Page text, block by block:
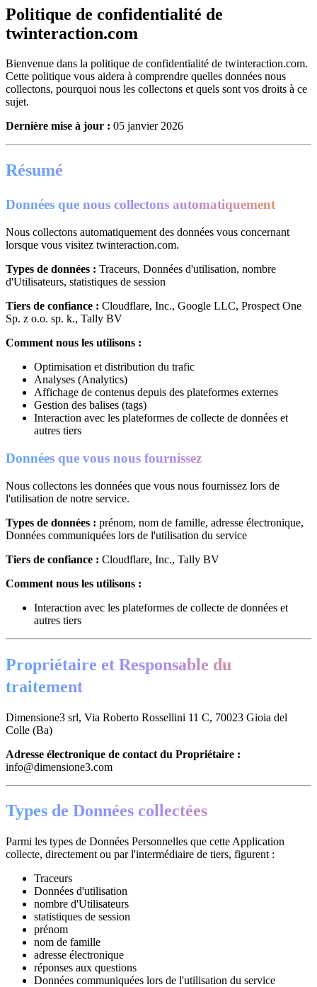
Politique de confidentialité de
twinteraction.com
Bienvenue dans la politique de confidentialité de twinteraction.com.
Cette politique vous aidera à comprendre quelles données nous
collectons, pourquoi nous les collectons et quels sont vos droits à ce
sujet.
Dernière mise à jour : 05 janvier 2026
Résumé
Données que nous collectons automatiquement
Nous collectons automatiquement des données vous concernant
lorsque vous visitez twinteraction.com.
Types de données : Traceurs, Données d'utilisation, nombre
d'Utilisateurs, statistiques de session
Tiers de confiance : Cloudflare, Inc., Google LLC, Prospect One
Sp. z o.o. sp. k., Tally BV
Comment nous les utilisons :
Optimisation et distribution du trafic
Analyses (Analytics)
Affichage de contenus depuis des plateformes externes
Gestion des balises (tags)
Interaction avec les plateformes de collecte de données et
autres tiers
Données que vous nous fournissez
Nous collectons les données que vous nous fournissez lors de
l'utilisation de notre service.
Types de données : prénom, nom de famille, adresse électronique,
Données communiquées lors de l'utilisation du service
Tiers de confiance : Cloudflare, Inc., Tally BV
Comment nous les utilisons :
Interaction avec les plateformes de collecte de données et
autres tiers
Propriétaire et Responsable du
traitement
Dimensione3 srl, Via Roberto Rossellini 11 C, 70023 Gioia del
Colle (Ba)
Adresse électronique de contact du Propriétaire :
info@dimensione3.com
Types de Données collectées
Parmi les types de Données Personnelles que cette Application
collecte, directement ou par l'intermédiaire de tiers, figurent :
Traceurs
Données d'utilisation
nombre d'Utilisateurs
statistiques de session
prénom
nom de famille
adresse électronique
réponses aux questions
Données communiquées lors de l'utilisation du service